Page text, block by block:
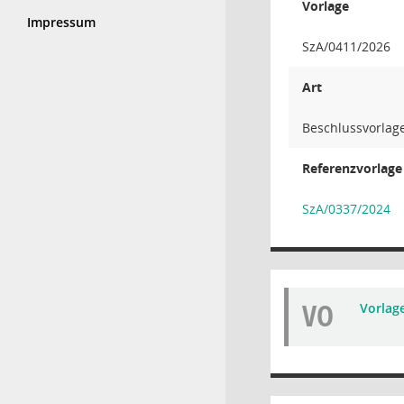
Impressum
Vorlage
SzA/0411/2026
Art
Referenzvorlage
SzA/0337/2024
VO